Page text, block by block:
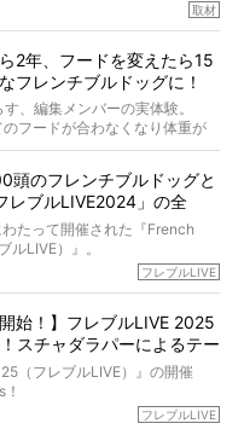
ッドやおもちゃはどうすればい
？」「お花やお線香は喜んで
愛犬が成仏したことを知る方
りすぎない、むしろ心がスッ
談です！
芸人としての活躍も目覚ましい
いけん）」。
なぜ動物専門僧侶という道を
うに向き合うべきなのか。
取材
2年、フードを変えたら15
フレンチブルドッグに！
、編集メンバーの実体験。
フードが合わなくなり体重が
く「年齢のせいですね…」と言
…そんなとき、我が家に届いたの
」の試食品でした。
ド)」を食べつづけて二年、愛
にお散歩をしています。
今までを包み隠さず、時系列で
頭のフレンチブルドッグと
レブルLIVE2024」の全
たって開催された『French
LIVE）』。
チブルドッグと7,000人のフレ
ーのロッチさん。day2の音楽フ
が出演するなど、例年以上
ら。全国のフレンチブルドッ
LIVE2024」の模様を、詳しく
フレブルLIVE
始！】フレブルLIVE 2025
スチャダラパーによるテー
（フレブルLIVE）』の開催
よいよ販売スタートです！フレブルLIVE